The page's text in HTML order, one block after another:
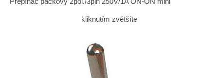
Přepínač páčkový 2pol./3pin 250V/1A ON-ON mini
kliknutím zvětšíte